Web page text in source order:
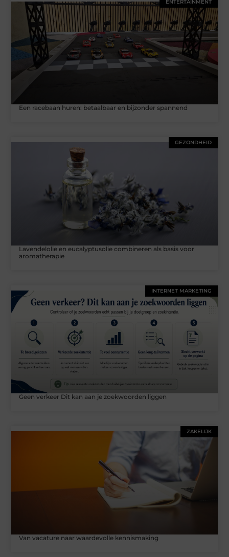
ENTERTAINMENT
Een racebaan huren: betaalbaar en bijzonder spannend
GEZONDHEID
Lavendelolie en eucalyptusolie combineren als basis voor
aromatherapie
INTERNET MARKETING
Geen verkeer Dit kan aan je zoekwoorden liggen
ZAKELIJK
Van vacature naar waardevolle kennismaking